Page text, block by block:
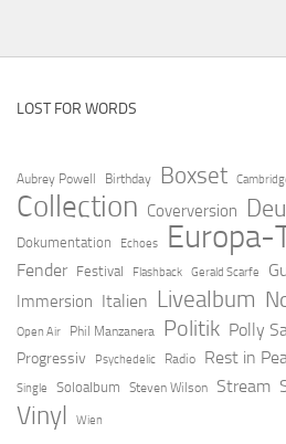
LOST FOR WORDS
Aubrey Powell Birthday Boxset
Collection Coverversion
Dokumentation Echoes Europa-
Fender Festival Flashback Gerald Scarfe
Immersion Italien Livealbum
Open Air Phil Manzanera Politik Polly
Progressiv Psychedelic Radio Rest in
Single Soloalbum Steven Wilson Stream
Vinyl Wien